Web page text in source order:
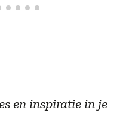
en inspiratie in je